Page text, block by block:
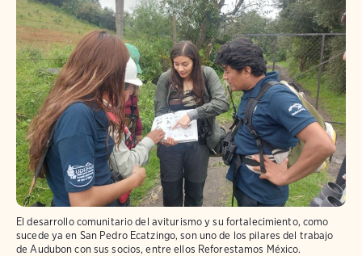
El desarrollo comunitario del aviturismo y su fortalecimiento, como
sucede ya en San Pedro Ecatzingo, son uno de los pilares del trabajo
de Audubon con sus socios, entre ellos Reforestamos México.